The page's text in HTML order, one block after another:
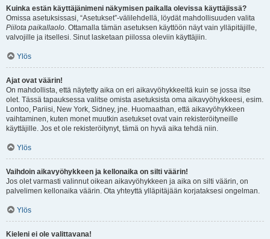
Kuinka estän käyttäjänimeni näkymisen paikalla olevissa käyttäjissä?
Omissa asetuksissasi, “Asetukset”-välilehdellä, löydät mahdollisuuden valita
Piilota paikallaolo. Ottamalla tämän asetuksen käyttöön näyt vain ylläpitäjille,
valvojille ja itsellesi. Sinut lasketaan piilossa oleviin käyttäjiin.
Ylös
Ajat ovat väärin!
On mahdollista, että näytetty aika on eri aikavyöhykkeeltä kuin se jossa itse
olet. Tässä tapauksessa valitse omista asetuksista oma aikavyöhykkeesi, esim.
Lontoo, Pariisi, New York, Sidney, jne. Huomaathan, että aikavyöhykkeen
vaihtaminen, kuten monet muutkin asetukset ovat vain rekisteröityneille
käyttäjille. Jos et ole rekisteröitynyt, tämä on hyvä aika tehdä niin.
Ylös
Vaihdoin aikavyöhykkeen ja kellonaika on silti väärin!
Jos olet varmasti valinnut oikean aikavyöhykkeen ja aika on silti väärin, on
palvelimen kellonaika väärin. Ota yhteyttä ylläpitäjään korjataksesi ongelman.
Ylös
Kieleni ei ole valittavana!